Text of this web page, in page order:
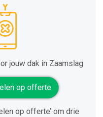
jouw dak in Zaamslag
op offerte
op offerte’ om drie